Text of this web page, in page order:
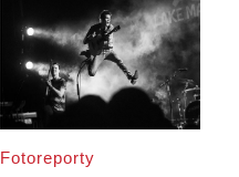
Fotoreporty